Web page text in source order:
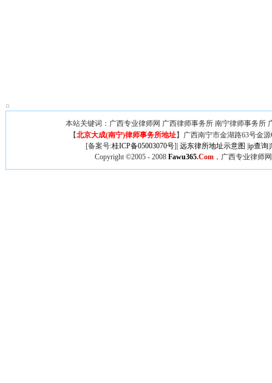
本站关键词：广西专业律师网 广西律师事务所 南宁律师事务所
【北京大成(南宁)律师事务所地址】广西南宁市金湖路63号金
[备案号:桂ICP备05003070号]| 远东律所地址示意图 ip查询
Copyright ©2005 - 2008 Fawu365.Com，广西专业律师